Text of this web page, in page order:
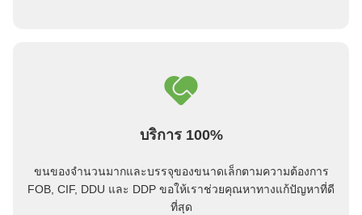
บริการ 100%
ขนของจํานวนมากและบรรจุของขนาดเล็กตามความต้องการ
FOB, CIF, DDU และ DDP ขอให้เราช่วยคุณหาทางแก้ปัญหาที่ดี
ที่สุด